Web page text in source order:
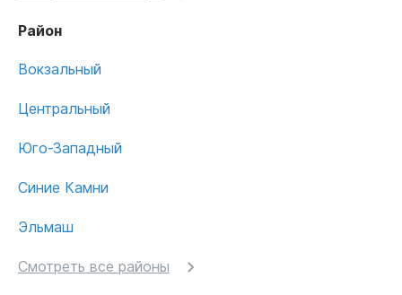
Район
Вокзальный
Центральный
Юго-Западный
Синие Камни
Эльмаш
Смотреть все районы